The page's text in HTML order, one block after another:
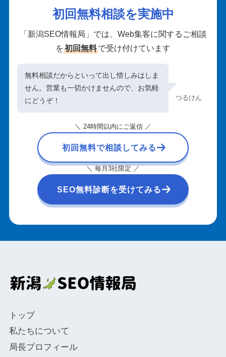
初回無料相談を実施中
「新潟SEO情報局」では、Web集客に関するご相談
を初回無料で受け付けています
無料相談だからといって出し惜しみはしま
せん。営業も一切かけませんので、お気軽
にどうぞ！
つるけん
＼ 24時間以内にご返信 ／
初回無料で相談してみる
＼ 毎月3社限定 ／
SEO無料診断を受けてみる
トップ
私たちについて
局長プロフィール